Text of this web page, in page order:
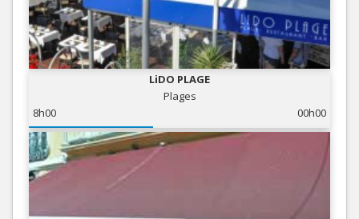
LiDO PLAGE
Plages
8h00
00h00